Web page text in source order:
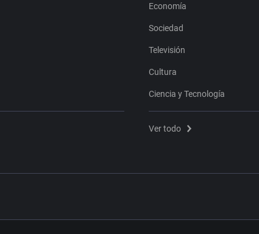
Economía
Sociedad
Televisión
Cultura
Ciencia y Tecnología
Ver todo